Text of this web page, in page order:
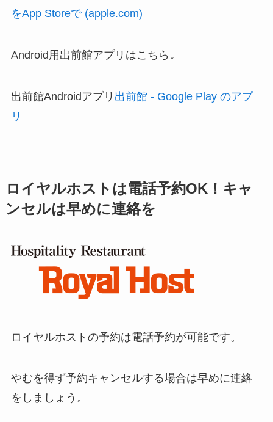
をApp Storeで (apple.com)
Android用出前館アプリはこちら↓
出前館Androidアプリ 出前館 - Google Play のアプ
リ
ロイヤルホストは電話予約OK！キャ
ンセルは早めに連絡を
ロイヤルホストの予約は電話予約が可能です。
やむを得ず予約キャンセルする場合は早めに連絡
をしましょう。